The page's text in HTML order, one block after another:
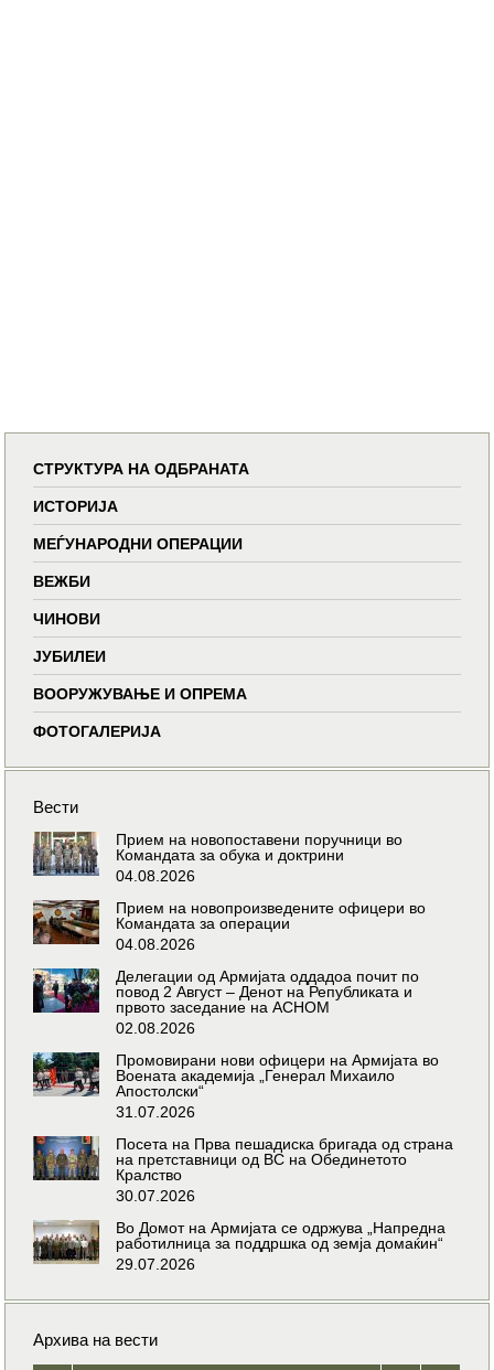
СТРУКТУРА НА ОДБРАНАТА
ИСТОРИЈА
МЕЃУНАРОДНИ ОПЕРАЦИИ
ВЕЖБИ
ЧИНОВИ
ЈУБИЛЕИ
ВООРУЖУВАЊЕ И ОПРЕМА
ФОТОГАЛЕРИЈА
Вести
Прием на новопоставени поручници во
Командата за обука и доктрини
04.08.2026
Прием на новопроизведените офицери во
Командата за операции
04.08.2026
Делегации од Армијата оддадоа почит по
повод 2 Август – Денот на Републиката и
првото заседание на АСНОМ
02.08.2026
Промовирани нови офицери на Армијата во
Воената академија „Генерал Михаило
Апостолски“
31.07.2026
Посета на Прва пешадиска бригада од страна
на претставници од ВС на Обединетото
Кралство
30.07.2026
Во Домот на Армијата се одржува „Напредна
работилница за поддршка од земја домаќин“
29.07.2026
Архива на вести